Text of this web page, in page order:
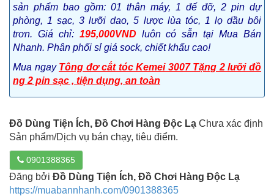
sản phẩm bao gồm: 01 thân máy, 1 đế đỡ, 2 pin dự
phòng, 1 sạc, 3 lưỡi dao, 5 lược lùa tóc, 1 lọ dầu bôi
trơn. Giá chỉ: 195,000VND luôn có sẵn tại Mua Bán
Nhanh. Phân phối sỉ giá sock, chiết khấu cao!
Mua ngay Tông đơ cắt tóc Kemei 3007 Tặng 2 lưỡi đồ
ng 2 pin sạc , tiện dụng, an toàn
Đồ Dùng Tiện Ích, Đồ Chơi Hàng Độc Lạ Chưa xác định
Sản phẩm/Dịch vụ bán chạy, tiêu điểm.
0901388365
Đăng bởi Đồ Dùng Tiện Ích, Đồ Chơi Hàng Độc Lạ
https://muabannhanh.com/0901388365